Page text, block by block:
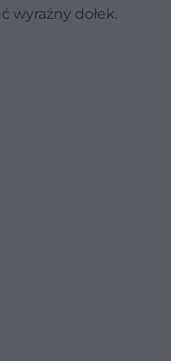
wyraźny dołek.